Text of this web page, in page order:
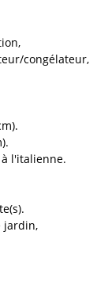
congélateur
à l'italienne
jardin